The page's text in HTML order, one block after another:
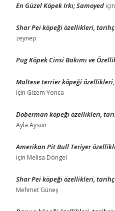
En Güzel Köpek Irkı; Samoyed için
Shar Pei köpeği özellikleri,
zeynep
Pug Köpek Cinsi Bakımı ve
Maltese terrier köpeği
için Gizem Yonca
Doberman köpeği özellikleri,
Ayla Aysun
Amerikan Pit Bull Teriyer
için Melisa Döngel
Shar Pei köpeği özellikleri,
Mehmet Güneş